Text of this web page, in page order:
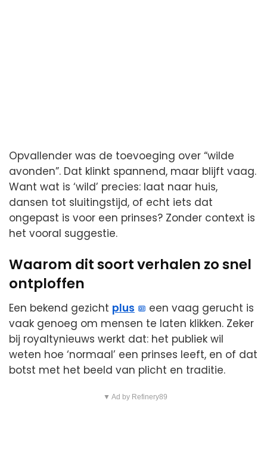
Opvallender was de toevoeging over “wilde
avonden”. Dat klinkt spannend, maar blijft vaag.
Want wat is ‘wild’ precies: laat naar huis,
dansen tot sluitingstijd, of echt iets dat
ongepast is voor een prinses? Zonder context is
het vooral suggestie.
Waarom dit soort verhalen zo snel
ontploffen
Een bekend gezicht plus
een vaag gerucht is
vaak genoeg om mensen te laten klikken. Zeker
bij royaltynieuws werkt dat: het publiek wil
weten hoe ‘normaal’ een prinses leeft, en of dat
botst met het beeld van plicht en traditie.
▼ Ad by Refinery89